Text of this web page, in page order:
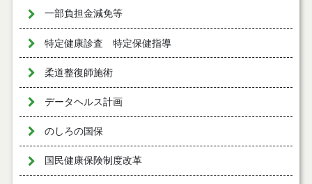
一部負担金減免等
特定健康診査 特定保健指導
柔道整復師施術
データヘルス計画
のしろの国保
国民健康保険制度改革